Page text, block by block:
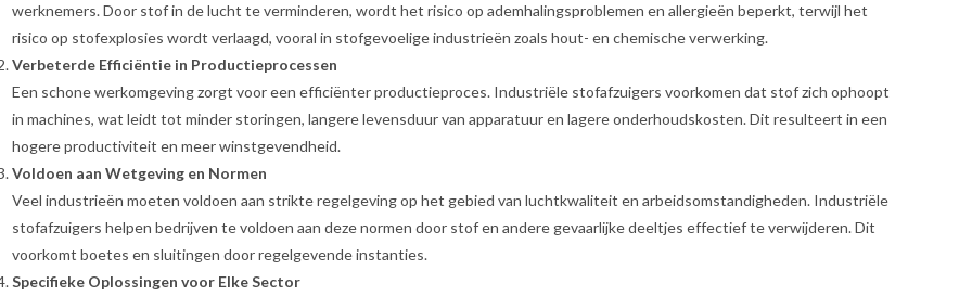
werknemers. Door stof in de lucht te verminderen, wordt het risico op ademhalingsproblemen en allergieën beperkt, terwijl het
risico op stofexplosies wordt verlaagd, vooral in stofgevoelige industrieën zoals hout- en chemische verwerking.
Verbeterde Efficiëntie in Productieprocessen
Een schone werkomgeving zorgt voor een efficiënter productieproces. Industriële stofafzuigers voorkomen dat stof zich ophoopt
in machines, wat leidt tot minder storingen, langere levensduur van apparatuur en lagere onderhoudskosten. Dit resulteert in een
hogere productiviteit en meer winstgevendheid.
Voldoen aan Wetgeving en Normen
Veel industrieën moeten voldoen aan strikte regelgeving op het gebied van luchtkwaliteit en arbeidsomstandigheden. Industriële
stofafzuigers helpen bedrijven te voldoen aan deze normen door stof en andere gevaarlijke deeltjes effectief te verwijderen. Dit
voorkomt boetes en sluitingen door regelgevende instanties.
Specifieke Oplossingen voor Elke Sector